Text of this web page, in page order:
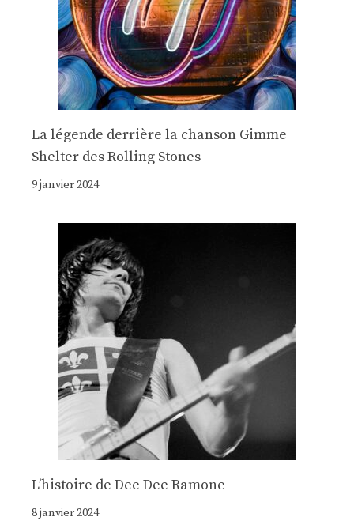
La légende derrière la chanson Gimme
Shelter des Rolling Stones
9 janvier 2024
Lʼhistoire de Dee Dee Ramone
8 janvier 2024